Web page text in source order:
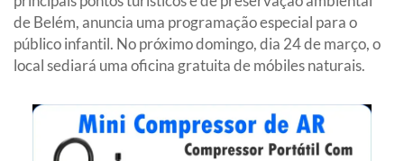
de Belém, anuncia uma programação especial para o
público infantil. No próximo domingo, dia 24 de março, o
local sediará uma oficina gratuita de móbiles naturais.